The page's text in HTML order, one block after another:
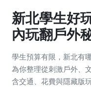
新北學生好
內玩翻戶外
學生預算有限，新北有
為你整理從刺激戶外、
含交通、花費與隱藏版